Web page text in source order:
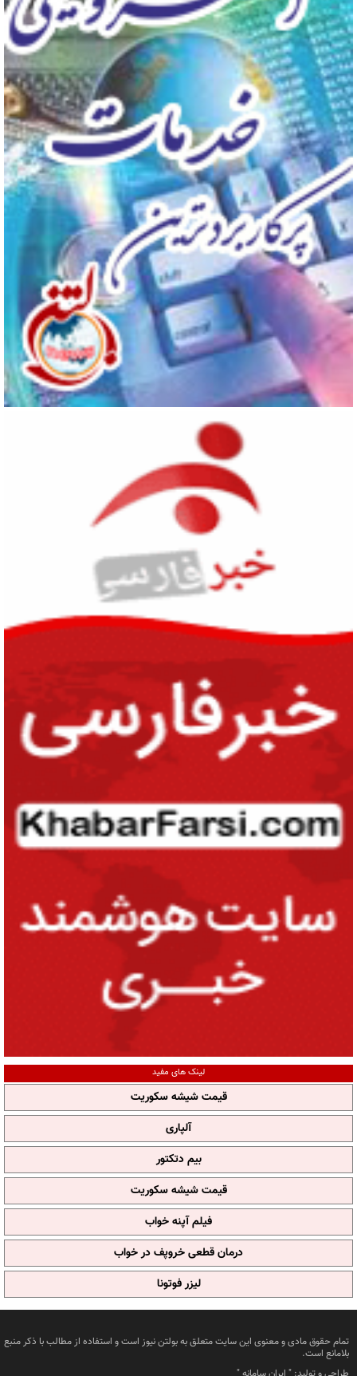
لینک های مفید
قیمت شیشه سکوریت
آلپاری
بیم دتکتور
قیمت شیشه سکوریت
فیلم آپنه خواب
درمان قطعی خروپف در خواب
لیزر فوتونا
تمام حقوق مادی و معنوی این سایت متعلق به بولتن نیوز است و استفاده از مطالب با ذکر منبع
بلامانع است.